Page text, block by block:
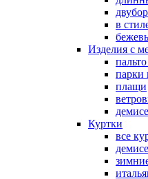
в
Изделия с
парки
плащи
Куртки
все